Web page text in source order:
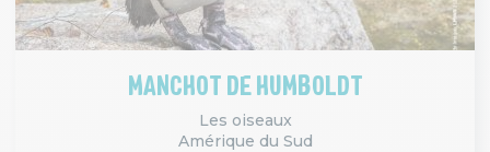
MANCHOT DE HUMBOLDT
Les oiseaux
Amérique du Sud